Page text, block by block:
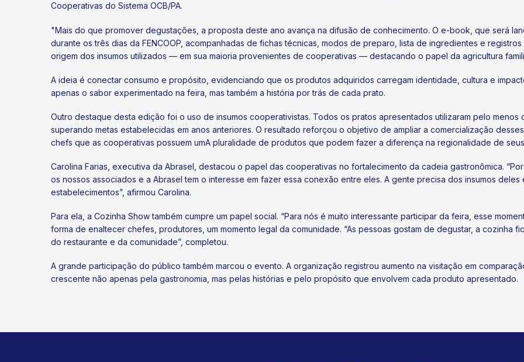
Cooperativas do Sistema OCB/PA.
"Mais do que promover degustações, a proposta deste ano avança na difusão de conhecimento. O e-book, que será
durante os três dias da FENCOOP, acompanhadas de fichas técnicas, modos de preparo, lista de ingredientes e
origem dos insumos utilizados — em sua maioria provenientes de cooperativas — destacando o papel da agricultura
A ideia é conectar consumo e propósito, evidenciando que os produtos adquiridos carregam identidade, cultura e
apenas o sabor experimentado na feira, mas também a história por trás de cada prato.
Outro destaque desta edição foi o uso de insumos cooperativistas. Todos os pratos apresentados utilizaram pelo
superando metas estabelecidas em anos anteriores. O resultado reforçou o objetivo de ampliar a comercialização
chefs que as cooperativas possuem umA pluralidade de produtos que podem fazer a diferença na regionalidade de
Carolina Farias, executiva da Abrasel, destacou o papel das cooperativas no fortalecimento da cadeia gastronômica.
os nossos associados e a Abrasel tem o interesse em fazer essa conexão entre eles. A gente precisa dos insumos
estabelecimentos”, afirmou Carolina.
Para ela, a Cozinha Show também cumpre um papel social. “Para nós é muito interessante participar da feira, esse
forma de enaltecer chefes, produtores, um momento legal da comunidade. “As pessoas gostam de degustar, a cozinha
do restaurante e da comunidade”, completou.
A grande participação do público também marcou o evento. A organização registrou aumento na visitação em
crescente não apenas pela gastronomia, mas pelas histórias e pelo propósito que envolvem cada produto apresentado.